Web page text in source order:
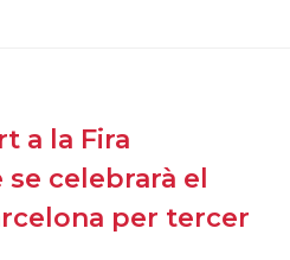
a la Fira
celebrarà el
per tercer